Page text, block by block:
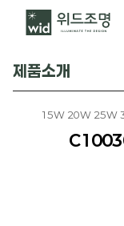
제품소개
15W 20W 25W